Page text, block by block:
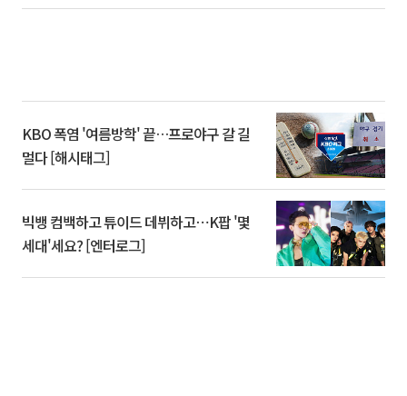
KBO 폭염 '여름방학' 끝…프로야구 갈 길
멀다 [해시태그]
빅뱅 컴백하고 튜이드 데뷔하고⋯K팝 '몇
세대'세요? [엔터로그]